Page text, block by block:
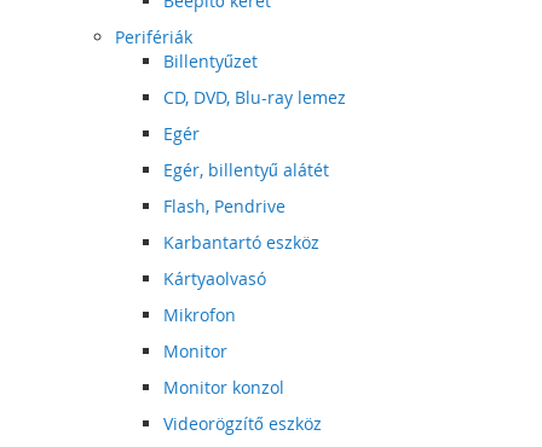
Perifériák
Billentyűzet
CD, DVD, Blu-ray lemez
Egér
Egér, billentyű alátét
Flash, Pendrive
Karbantartó eszköz
Kártyaolvasó
Mikrofon
Monitor
Monitor konzol
Videorögzítő eszköz